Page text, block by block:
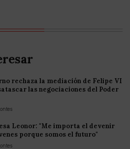
rechaza la mediación de Felipe VI
las negociaciones del Poder
Leonor: "Me importa el devenir
porque somos el futuro"